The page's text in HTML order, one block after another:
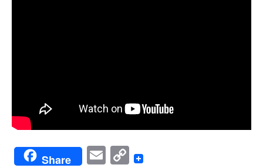
Share EmailCopy